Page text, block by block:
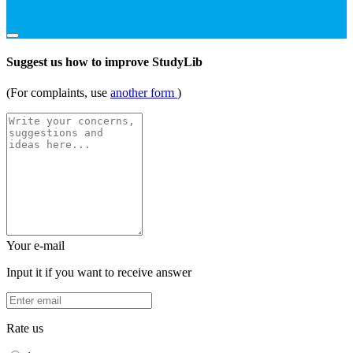
Suggest us how to improve StudyLib
(For complaints, use another form )
Your e-mail
Input it if you want to receive answer
Rate us